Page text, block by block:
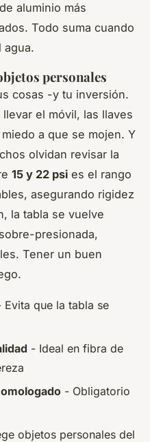
aluminio más
Todo suma cuando
agua.
personales
cosas -y tu inversión.
llevar el móvil, las llaves
a que se mojen. Y
olvidan revisar la
15 y 22 psi es el rango
asegurando rigidez
la tabla se vuelve
presionada,
Tener un buen
Evita que la tabla se
- Ideal en fibra de
- Obligatorio
objetos personales del